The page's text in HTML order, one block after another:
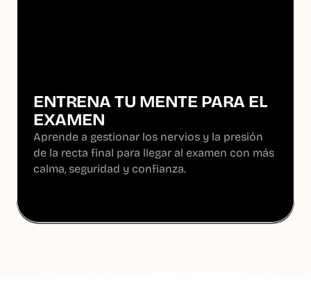
ENTRENA TU MENTE PARA EL
EXAMEN
Aprende a gestionar los nervios y la presión
de la recta final para llegar al examen con más
calma, seguridad y confianza.